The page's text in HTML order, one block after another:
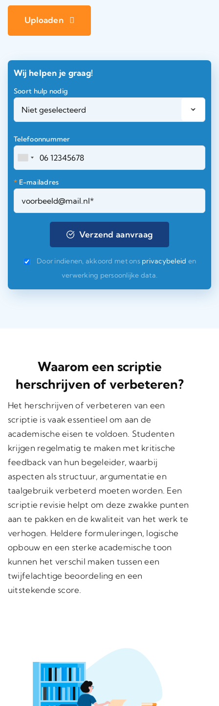
Uploaden
Wij helpen je graag!
Soort hulp nodig
Telefoonnummer
* E-mailadres
Door indienen, akkoord met ons privacybeleid en
verwerking persoonlijke data.
Waarom een scriptie
herschrijven of verbeteren?
Het herschrijven of verbeteren van een
scriptie is vaak essentieel om aan de
academische eisen te voldoen. Studenten
krijgen regelmatig te maken met kritische
feedback van hun begeleider, waarbij
aspecten als structuur, argumentatie en
taalgebruik verbeterd moeten worden. Een
scriptie revisie helpt om deze zwakke punten
aan te pakken en de kwaliteit van het werk te
verhogen. Heldere formuleringen, logische
opbouw en een sterke academische toon
kunnen het verschil maken tussen een
twijfelachtige beoordeling en een
uitstekende score.